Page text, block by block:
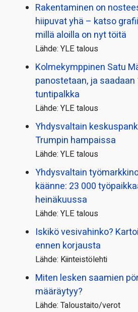
Rakentaminen on
hiipuvat yhä – katso
millä aloilla on nyt töitä
Lähde: YLE talous
Kolmekymppinen Satu
panostetaan, ja saadaan
tuntipalkka
Lähde: YLE talous
Yhdysvaltain
Trumpin hampaissa
Lähde: YLE talous
Yhdysvaltain
käänne: 23 000
heinäkuussa
Lähde: YLE talous
Iskikö vesivahinko?
ennen korjausta
Lähde: Kiinteistölehti
Miten lesken saamien
määräytyy?
Lähde: Taloustaito/verot